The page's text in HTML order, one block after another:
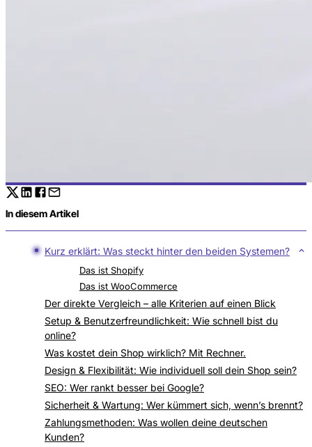
In diesem Artikel
Kurz erklärt: Was steckt hinter den beiden Systemen?
Das ist Shopify
Das ist WooCommerce
Der direkte Vergleich – alle Kriterien auf einen Blick
Setup & Benutzerfreundlichkeit: Wie schnell bist du
online?
Was kostet dein Shop wirklich? Mit Rechner.
Design & Flexibilität: Wie individuell soll dein Shop sein?
SEO: Wer rankt besser bei Google?
Sicherheit & Wartung: Wer kümmert sich, wenn’s brennt?
Zahlungsmethoden: Was wollen deine deutschen
Kunden?